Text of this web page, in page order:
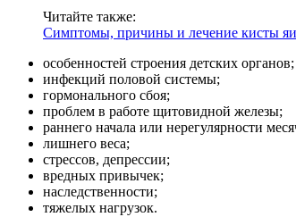
Читайте также:
Симптомы, причины и лечение кисты
особенностей строения детских органов;
инфекций половой системы;
гормонального сбоя;
проблем в работе щитовидной железы;
раннего начала или нерегулярности
лишнего веса;
стрессов, депрессии;
вредных привычек;
наследственности;
тяжелых нагрузок.